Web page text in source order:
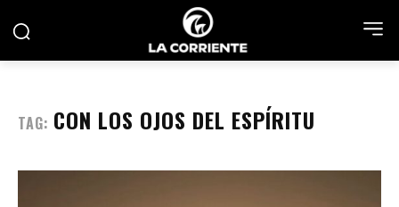
TAG: CON LOS OJOS DEL ESPÍRITU